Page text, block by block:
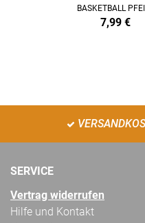
BASKETBALL
7,99 €
SERVICE
Vertrag widerrufen
Hilfe und Kontakt